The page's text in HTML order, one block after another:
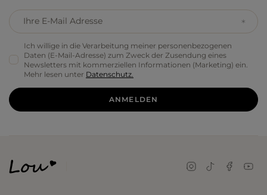
Ihre E-Mail Adresse
Ich willige in die Verarbeitung meiner personenbezogenen
Daten (E-Mail-Adresse) zum Zweck der Zusendung eines
Newsletters mit kommerziellen Informationen (Marketing) ein.
Mehr lesen unter Datenschutz.
ANMELDEN